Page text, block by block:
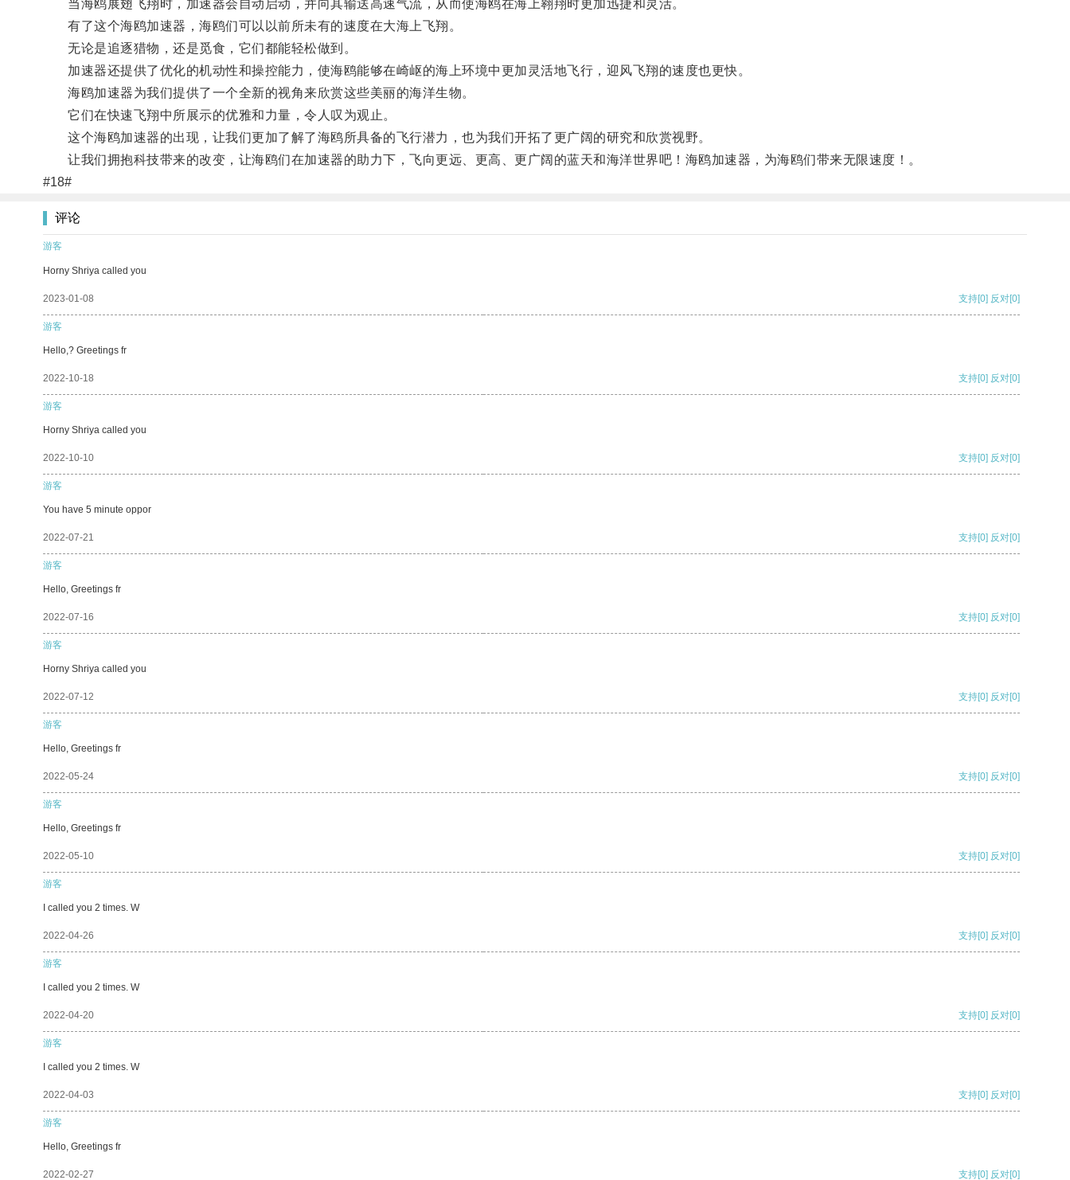
当海鸥展翅飞翔时，加速器会自动启动，并向其输送高速气流，从而使海鸥在海上翱翔时更加迅捷和灵活。
有了这个海鸥加速器，海鸥们可以以前所未有的速度在大海上飞翔。
无论是追逐猎物，还是觅食，它们都能轻松做到。
加速器还提供了优化的机动性和操控能力，使海鸥能够在崎岖的海上环境中更加灵活地飞行，迎风飞翔的速度也更快。
海鸥加速器为我们提供了一个全新的视角来欣赏这些美丽的海洋生物。
它们在快速飞翔中所展示的优雅和力量，令人叹为观止。
这个海鸥加速器的出现，让我们更加了解了海鸥所具备的飞行潜力，也为我们开拓了更广阔的研究和欣赏视野。
让我们拥抱科技带来的改变，让海鸥们在加速器的助力下，飞向更远、更高、更广阔的蓝天和海洋世界吧！海鸥加速器，为海鸥们带来无限速度！。
#18#
评论
游客
Horny Shriya called you
2023-01-08 支持[0] 反对[0]
游客
Hello,? Greetings fr
2022-10-18 支持[0] 反对[0]
游客
Horny Shriya called you
2022-10-10 支持[0] 反对[0]
游客
You have 5 minute oppor
2022-07-21 支持[0] 反对[0]
游客
Hello, Greetings fr
2022-07-16 支持[0] 反对[0]
游客
Horny Shriya called you
2022-07-12 支持[0] 反对[0]
游客
Hello, Greetings fr
2022-05-24 支持[0] 反对[0]
游客
Hello, Greetings fr
2022-05-10 支持[0] 反对[0]
游客
I called you 2 times. W
2022-04-26 支持[0] 反对[0]
游客
I called you 2 times. W
2022-04-20 支持[0] 反对[0]
游客
I called you 2 times. W
2022-04-03 支持[0] 反对[0]
游客
Hello, Greetings fr
2022-02-27 支持[0] 反对[0]